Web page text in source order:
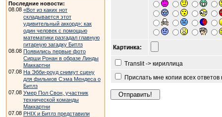
Последние новости:
08.08 «Вот из каких нот
складывается этот
удивительный аккорд»: как
один человек с помощью
математики разгадал главную
гитарную загадку Битлз
08.08 Появились первые фото
Сирши Ронан в образе Линды
Маккартни
07.08 На Эбби-роуд снимут сцену
для фильмов Сэма Мендеса о
Битлз
07.08 Умер Пол Свон, участник
технической команды
Маккартни
07.08 PHIX и Битлз представили
Картинка:
Translit -> кириллица
Прислать мне копии всех